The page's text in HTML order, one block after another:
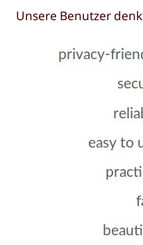
Unsere Benutzer